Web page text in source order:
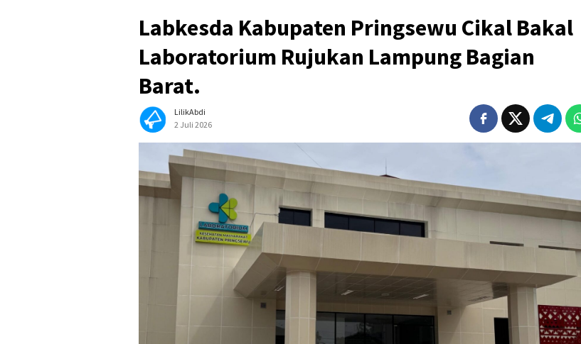
Labkesda Kabupaten Pringsewu Cikal Bakal
Laboratorium Rujukan Lampung Bagian
Barat.
LilikAbdi
2 Juli 2026